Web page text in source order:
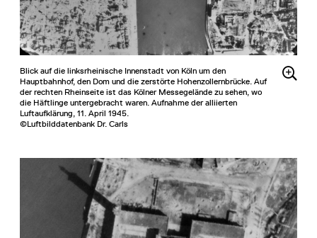
Blick auf die linksrheinische Innenstadt von Köln um den
Hauptbahnhof, den Dom und die zerstörte Hohenzollernbrücke. Auf
der rechten Rheinseite ist das Kölner Messegelände zu sehen, wo
die Häftlinge untergebracht waren. Aufnahme der alliierten
Luftaufklärung, 11. April 1945.
©Luftbilddatenbank Dr. Carls